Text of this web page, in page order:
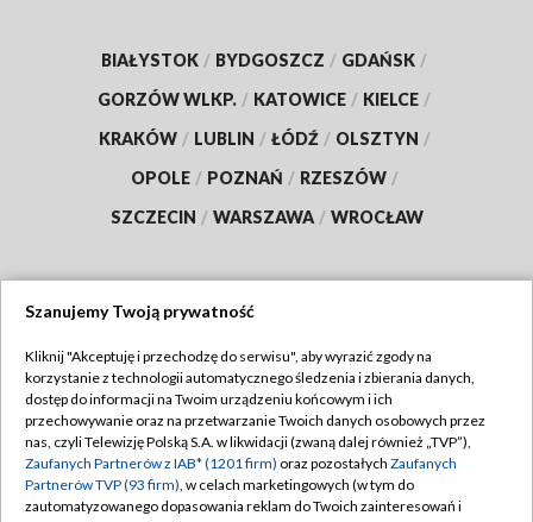
BIAŁYSTOK / BYDGOSZCZ / GDAŃSK /
GORZÓW WLKP. / KATOWICE / KIELCE /
KRAKÓW / LUBLIN / ŁÓDŹ / OLSZTYN /
OPOLE / POZNAŃ / RZESZÓW /
SZCZECIN / WARSZAWA / WROCŁAW
TVP
Abonament TVP
Emisja w TVP
Centrum informacji TVP
Regulamin TVP
Polityka prywatności
Moje zgody
Szanujemy Twoją prywatność
Kliknij "Akceptuję i przechodzę do serwisu", aby wyrazić zgody na
korzystanie z technologii automatycznego śledzenia i zbierania danych,
dostęp do informacji na Twoim urządzeniu końcowym i ich
przechowywanie oraz na przetwarzanie Twoich danych osobowych przez
nas, czyli Telewizję Polską S.A. w likwidacji (zwaną dalej również „TVP”),
Zaufanych Partnerów z IAB* (1201 firm) oraz pozostałych Zaufanych
Partnerów TVP (93 firm), w celach marketingowych (w tym do
zautomatyzowanego dopasowania reklam do Twoich zainteresowań i